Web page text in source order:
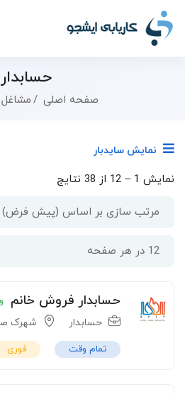
حسابدار
صفحه اصلی مشاغل
نمایش سایدبار
نمایش 1
–
12 از 38 نتایج
مرتب سازی بر اساس (پیش فرض)
12 در هر صفحه
حسابدار فروش خانم
حسابدار شهرک
تمام وقت فوری